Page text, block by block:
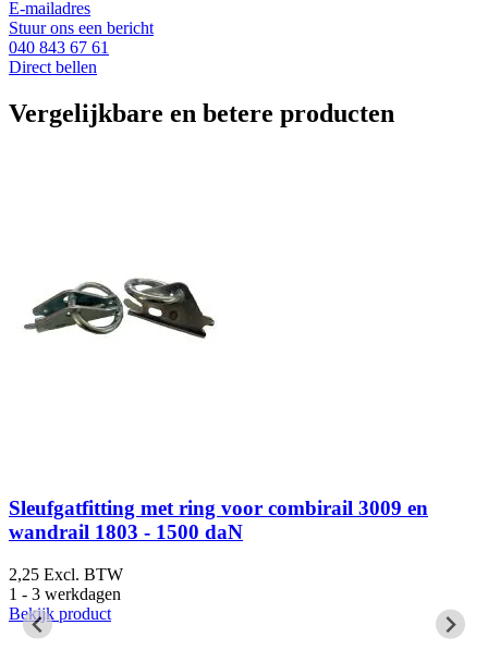
E-mailadres
Stuur ons een bericht
040 843 67 61
Direct bellen
Vergelijkbare en betere producten
Sleufgatfitting met ring voor combirail 3009 en
wandrail 1803 - 1500 daN
2,25 Excl. BTW
1 - 3 werkdagen
Bekijk product